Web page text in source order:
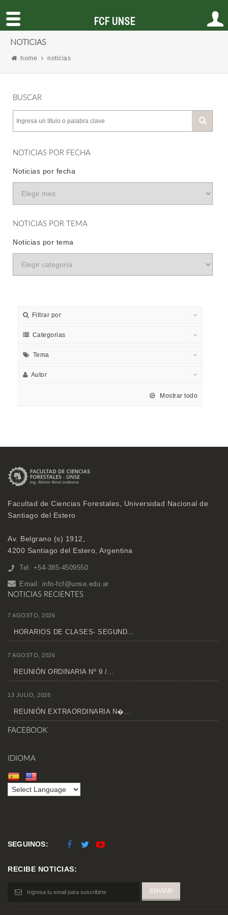
NOTICIAS
home noticias
BUSCAR
NOTICIAS POR FECHA
Noticias por fecha
NOTICIAS POR TEMA
Noticias por tema
Filtrar por
Categorias
Tema
Autor
Mostrar todo
Facultad de Ciencias Forestales, Universidad Nacional de
Santiago del Estero
Av. Belgrano (s) 1912,
4200 Santiago del Estero, Argentina
Tel: +54-385-4509550
Email: info-fcf@unse.edu.ar
NOTICIAS RECIENTES
7 AGOSTO, 2026
HORARIOS DE CLASES- SEGUND...
7 AGOSTO, 2026
REUNIÓN ORDINARIA Nº 9 /...
13 JULIO, 2026
REUNIÓN EXTRAORDINARIA N�...
FACEBOOK
IDIOMA
SEGUINOS:
RECIBE NOTICIAS:
FCF UNSE